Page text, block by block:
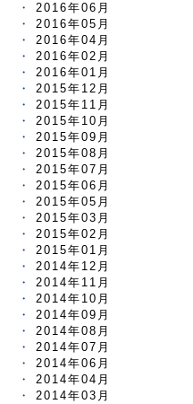
2016年06月
2016年05月
2016年04月
2016年02月
2016年01月
2015年12月
2015年11月
2015年10月
2015年09月
2015年08月
2015年07月
2015年06月
2015年05月
2015年03月
2015年02月
2015年01月
2014年12月
2014年11月
2014年10月
2014年09月
2014年08月
2014年07月
2014年06月
2014年04月
2014年03月